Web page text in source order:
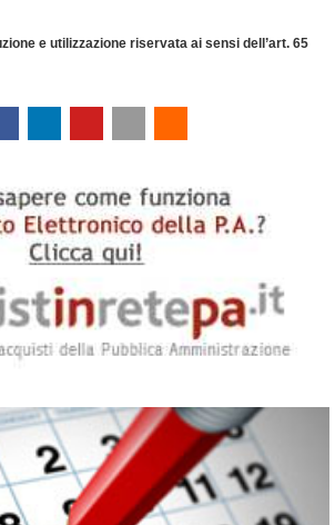
e utilizzazione riservata ai sensi dell’art. 65